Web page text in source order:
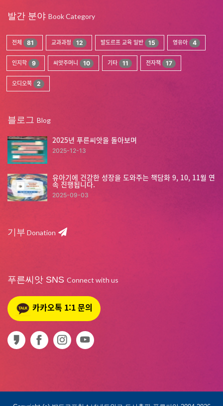
발간 분야 Book Category
전체 81 교과과정 12 발도르프 교육 일반 15 영유아 4
인지학 9 씨앗주머니 10 기타 11 전자책 17
오디오북 2
블로그 Blog
2025년 푸른씨앗을 돌아보며
2025-12-13
유아기에 건강한 성장을 도와주는 책담화 9, 10, 11월 연
속 진행됩니다.
2025-09-03
기부 Donation
푸른씨앗 SNS Connect with us
카카오톡 1:1 문의